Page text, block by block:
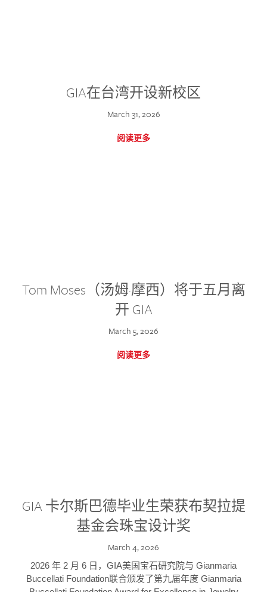
GIA在台湾开设新校区
March 31, 2026
阅读更多
Tom Moses（汤姆·摩西）将于五月离
开 GIA
March 5, 2026
阅读更多
GIA 卡尔斯巴德毕业生荣获布契拉提
基金会珠宝设计奖
March 4, 2026
2026 年 2 月 6 日，GIA美国宝石研究院与 Gianmaria
Buccellati Foundation联合颁发了第九届年度 Gianmaria